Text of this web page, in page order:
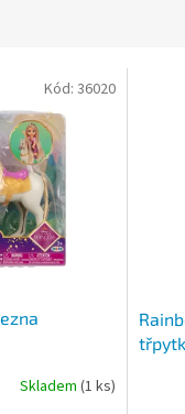
Skladem (1 ks)
Kód: 36020